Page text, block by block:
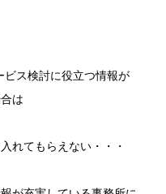
ビス検討に役立つ情報が
は
れてもらえない・・・